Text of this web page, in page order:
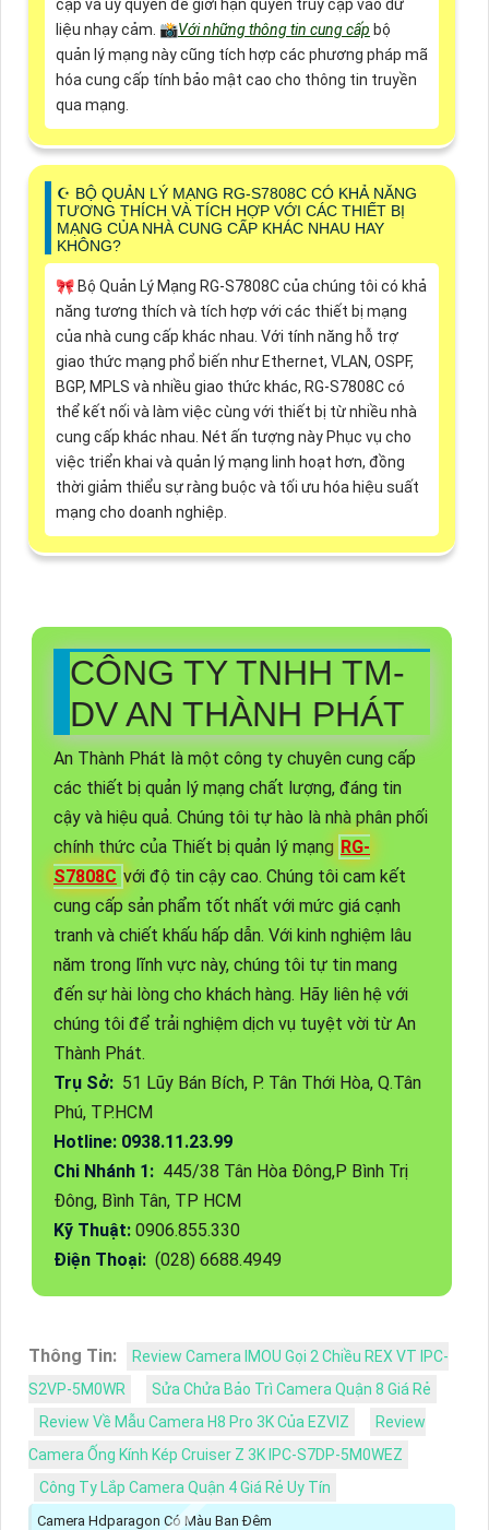
cập và ủy quyền để giới hạn quyền truy cập vào dữ
liệu nhạy cảm. 📸Với những thông tin cung cấp bộ
quản lý mạng này cũng tích hợp các phương pháp mã
hóa cung cấp tính bảo mật cao cho thông tin truyền
qua mạng.
☪ BỘ QUẢN LÝ MẠNG RG-S7808C CÓ KHẢ NĂNG
TƯƠNG THÍCH VÀ TÍCH HỢP VỚI CÁC THIẾT BỊ
MẠNG CỦA NHÀ CUNG CẤP KHÁC NHAU HAY
KHÔNG?
🎀 Bộ Quản Lý Mạng RG-S7808C của chúng tôi có khả
năng tương thích và tích hợp với các thiết bị mạng
của nhà cung cấp khác nhau. Với tính năng hỗ trợ
giao thức mạng phổ biến như Ethernet, VLAN, OSPF,
BGP, MPLS và nhiều giao thức khác, RG-S7808C có
thể kết nối và làm việc cùng với thiết bị từ nhiều nhà
cung cấp khác nhau. Nét ấn tượng này Phục vụ cho
việc triển khai và quản lý mạng linh hoạt hơn, đồng
thời giảm thiểu sự ràng buộc và tối ưu hóa hiệu suất
mạng cho doanh nghiệp.
CÔNG TY TNHH TM-
DV AN THÀNH PHÁT
An Thành Phát là một công ty chuyên cung cấp
các thiết bị quản lý mạng chất lượng, đáng tin
cậy và hiệu quả. Chúng tôi tự hào là nhà phân phối
chính thức của Thiết bị quản lý mạng RG-
S7808C với độ tin cậy cao. Chúng tôi cam kết
cung cấp sản phẩm tốt nhất với mức giá cạnh
tranh và chiết khấu hấp dẫn. Với kinh nghiệm lâu
năm trong lĩnh vực này, chúng tôi tự tin mang
đến sự hài lòng cho khách hàng. Hãy liên hệ với
chúng tôi để trải nghiệm dịch vụ tuyệt vời từ An
Thành Phát.
Trụ Sở: 51 Lũy Bán Bích, P. Tân Thới Hòa, Q.Tân
Phú, TP.HCM
Hotline: 0938.11.23.99
Chi Nhánh 1: 445/38 Tân Hòa Đông,P Bình Trị
Đông, Bình Tân, TP HCM
Kỹ Thuật: 0906.855.330
Điện Thoại: (028) 6688.4949
Thông Tin:
Review Camera IMOU Gọi 2 Chiều REX VT IPC-
S2VP-5M0WR
Sửa Chửa Bảo Trì Camera Quận 8 Giá Rẻ
Review Về Mẫu Camera H8 Pro 3K Của EZVIZ
Review
Camera Ống Kính Kép Cruiser Z 3K IPC-S7DP-5M0WEZ
Công Ty Lắp Camera Quận 4 Giá Rẻ Uy Tín
Camera Hdparagon Có Màu Ban Đêm